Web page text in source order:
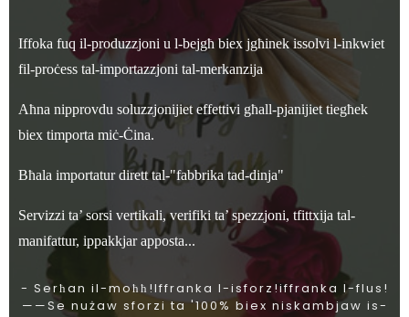
Iffoka fuq il-produzzjoni u l-bejgħ biex jgħinek issolvi l-inkwiet
fil-proċess tal-importazzjoni tal-merkanzija
Aħna nipprovdu soluzzjonijiet effettivi għall-pjanijiet tiegħek
biex timporta miċ-Ċina.
Bħala importatur dirett tal-"fabbrika tad-dinja"
Servizzi ta’ sorsi vertikali, verifiki ta’ spezzjoni, tfittxija tal-
manifattur, ippakkjar apposta...
- Serħan il-moħħ!Iffranka l-isforz!iffranka l-flus!
——Se nużaw sforzi ta '100% biex niskambjaw is-